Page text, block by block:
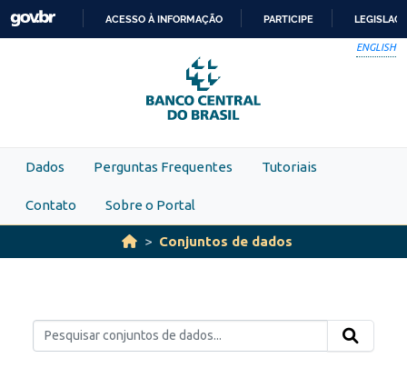
Skip to main content
PARA
O
CONTEÚDO
ACESSO À INFORMAÇÃO PARTICIPE
ENGLISH
Dados Perguntas Frequentes Tutoriais
Contato Sobre o Portal
Conjuntos de dados